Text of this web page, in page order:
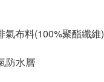
氣布料(100%聚酯纖維)
防水層